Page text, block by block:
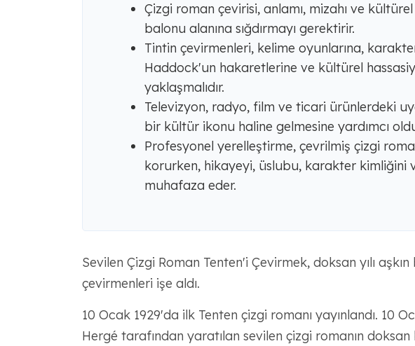
Çizgi roman çevirisi, anlamı, mizahı ve kültürel
balonu alanına sığdırmayı gerektirir.
Tintin çevirmenleri, kelime oyunlarına,
Haddock'un hakaretlerine ve kültürel
yaklaşmalıdır.
Televizyon, radyo, film ve ticari ürünlerdeki
bir kültür ikonu haline gelmesine yardımcı
Profesyonel yerelleştirme, çevrilmiş çizgi
korurken, hikayeyi, üslubu, karakter kimliğini
muhafaza eder.
Sevilen Çizgi Roman Tenten'i Çevirmek, doksan yılı
çevirmenleri işe aldı.
10 Ocak 1929'da ilk Tenten çizgi romanı yayınlandı. 10
Hergé tarafından yaratılan sevilen çizgi romanın